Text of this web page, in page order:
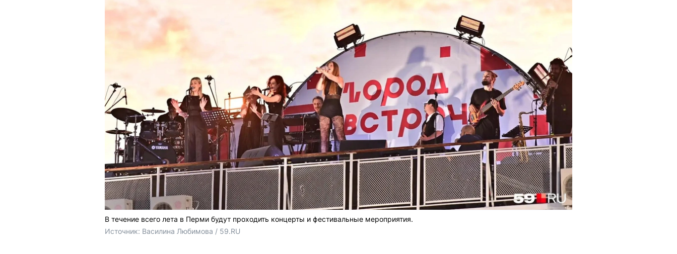
В течение всего лета в Перми будут проходить концерты и фестивальные мероприятия.
Источник: Василина Любимова / 59.RU